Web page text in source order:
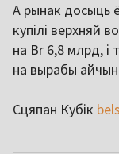
А рынак досыць
купілі верхняй
на Br 6,8 млрд, і
на вырабы
Сцяпан Кубік